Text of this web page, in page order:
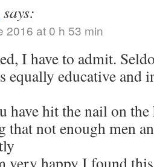
says:
2016 at 0 h 53 min
I have to admit.
equally educative and
have hit the nail on the
that not enough men
very happy I found